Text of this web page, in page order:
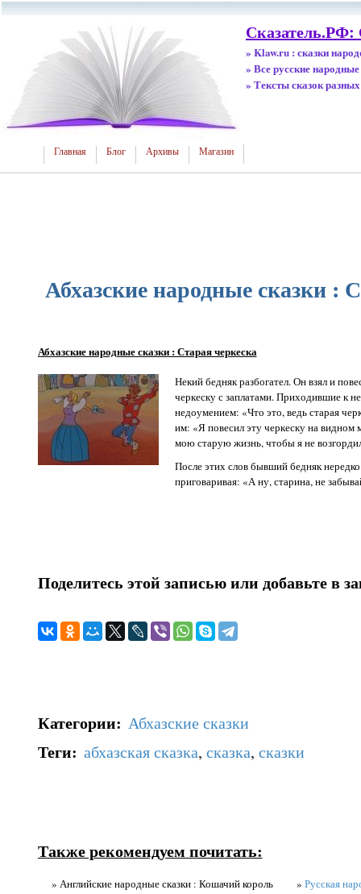
Сказатель.РФ:
» Klaw.ru : сказки
» Все русские народные
» Тексты сказок
Главная Блог Архивы Магазин
Абхазские народные сказки :
Абхазские народные сказки : Старая черкеска
Некий бедняк разбогател. Он взял и
черкеску с заплатами. Приходившие к
недоумением: «Что это, ведь старая
им: «Я повесил эту черкеску на видном
мою старую жизнь, чтобы я не
После этих слов бывший бедняк
приговаривая: «А ну, старина, не
Поделитесь этой записью или добавьте в
Категории: Абхазские сказки
Теги: абхазская сказка, сказка, сказки
Также рекомендуем почитать:
» Английские народные сказки : Кошачий король
» Русская